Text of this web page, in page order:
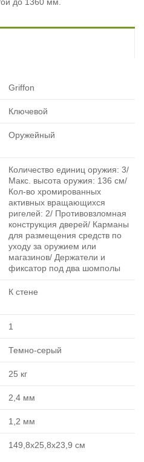
до 1360 мм.
Griffon
Ключевой
Оружейный
Количество единиц оружия: 3/
Макс. высота оружия: 136 см/
Кол-во хромированных
активных вращающихся
ригелей: 2/ Противовзломная
конструкция дверей/ Карманы
для размещения средств по
уходу за оружием или
магазинов/ Держатели и
фиксатор под два шомполы
К стене
1
Темно-серый
25 кг
2,4 мм
1,2 мм
149,8x25,8x23,9 см